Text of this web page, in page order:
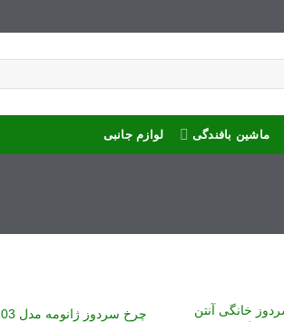
ماشین بافندگی لوازم جانبی
خانگی آنتن
چرخ سردوز ژانومه مدل JH203